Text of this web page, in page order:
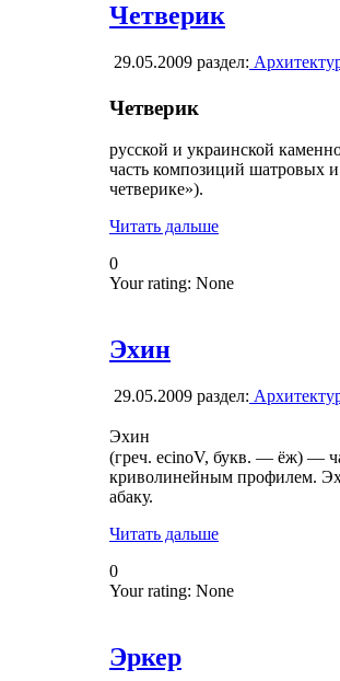
Четверик
29.05.2009 раздел:
Четверик
русской и украинской
часть композиций шатровых
четверике»).
Читать дальше
0
Your rating: None
Эхин
29.05.2009 раздел:
Эхин
(греч. ecinoV, букв. — ёж) —
криволинейным профилем.
абаку.
Читать дальше
0
Your rating: None
Эркер